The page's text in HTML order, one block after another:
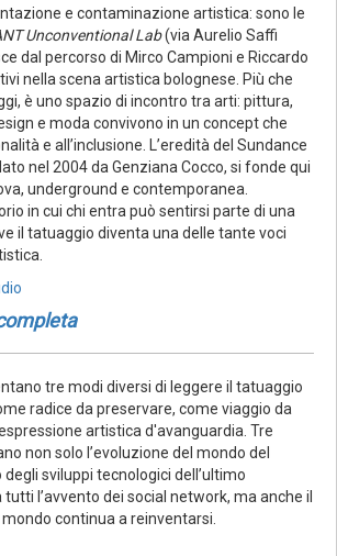
e contaminazione artistica: sono le
Unconventional Lab(via Aurelio Saffi
dal percorso di Mirco Campioni e Riccardo
nella scena artistica bolognese. Più che
è uno spazio di incontro tra arti: pittura,
e moda convivono in un concept che
e all’inclusione. L’eredità del Sundance
nel 2004 da Genziana Cocco, si fonde qui
underground e contemporanea.
in cui chi entra può sentirsi parte di una
il tatuaggio diventa una delle tante voci
tre modi diversi di leggere il tatuaggio
radice da preservare, come viaggio da
artistica d'avanguardia. Tre
non solo l’evoluzione del mondo del
sviluppi tecnologici dell’ultimo
l’avvento dei social network, ma anche il
continua a reinventarsi.